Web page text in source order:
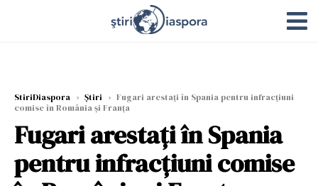
StiriDiaspora › Știri › Fugari arestați în Spania pentru infracțiuni
comise în România și Franța
Fugari arestați în Spania
pentru infracțiuni comise